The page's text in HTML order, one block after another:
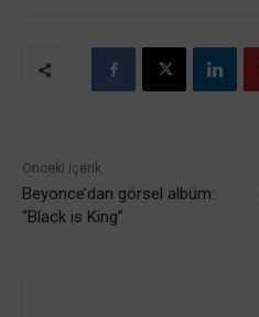
Önceki içerik
Beyonce’dan görsel albüm:
“Black is King”